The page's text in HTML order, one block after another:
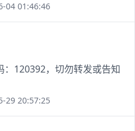
04 01:46:46
：120392，切勿转发或告知
29 20:57:25